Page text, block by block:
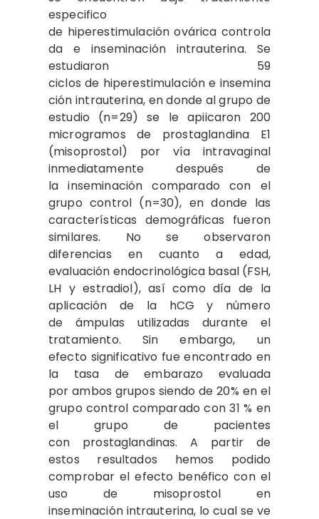
especifico
de hiperestimulación ovárica controla
da e inseminación intrauterina. Se
estudiaron 59
ciclos de hiperestimulación e insemina
ción intrauterina, en donde al grupo de
estudio (n=29) se le apiicaron 200
microgramos de prostaglandina E1
(misoprostol) por vía intravaginal
inmediatamente después de
la inseminación comparado con el
grupo control (n=30), en donde las
características demográficas fueron
similares. No se observaron
diferencias en cuanto a edad,
evaluación endocrinológica basal (FSH,
LH y estradiol), así como día de la
aplicación de la hCG y número
de ámpulas utilizadas durante el
tratamiento. Sin embargo, un
efecto significativo fue encontrado en
la tasa de embarazo evaluada
por ambos grupos siendo de 20% en el
grupo control comparado con 31 % en
el grupo de pacientes
con prostaglandinas. A partir de
estos resultados hemos podido
comprobar el efecto benéfico con el
uso de misoprostol en
inseminación intrauterina, lo cual se ve